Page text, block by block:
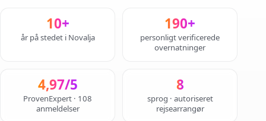
10+
år på stedet i Novalja
190+
personligt verificerede
overnatninger
4,97/5
ProvenExpert · 108
anmeldelser
8
sprog · autoriseret
rejsearrangør